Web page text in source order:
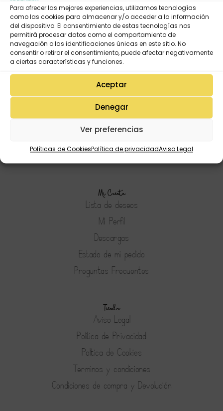
Para ofrecer las mejores experiencias, utilizamos tecnologías
como las cookies para almacenar y/o acceder a la información
del dispositivo. El consentimiento de estas tecnologías nos
permitirá procesar datos como el comportamiento de
navegación o las identificaciones únicas en este sitio. No
consentir o retirar el consentimiento, puede afectar negativamente
a ciertas características y funciones.
Aceptar
Denegar
Ver preferencias
Políticas de CookiesPolítica de privacidadAviso Legal
Mi Cuenta
Lista de deseos
Mi Perfil
Descargas
Estado de mi pedido
Preguntas Frecuentes
Tienda
Aviso Legal
Política de Privacidad
Política de Cookies
Terminos y condiciones
Condiciones de compra y Devolución